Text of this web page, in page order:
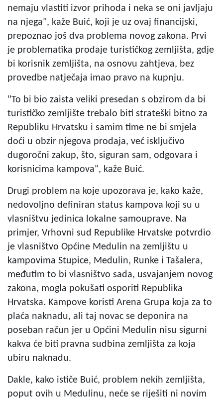
nemaju vlastiti izvor prihoda i neka se oni javljaju
na njega", kaže Buić, koji je uz ovaj financijski,
prepoznao još dva problema novog zakona. Prvi
je problematika prodaje turističkog zemljišta, gdje
bi korisnik zemljišta, na osnovu zahtjeva, bez
provedbe natječaja imao pravo na kupnju.
"To bi bio zaista veliki presedan s obzirom da bi
turističko zemljište trebalo biti strateški bitno za
Republiku Hrvatsku i samim time ne bi smjela
doći u obzir njegova prodaja, već isključivo
dugoročni zakup, što, siguran sam, odgovara i
korisnicima kampova", kaže Buić.
Drugi problem na koje upozorava je, kako kaže,
nedovoljno definiran status kampova koji su u
vlasništvu jedinica lokalne samouprave. Na
primjer, Vrhovni sud Republike Hrvatske potvrdio
je vlasništvo Općine Medulin na zemljištu u
kampovima Stupice, Medulin, Runke i Tašalera,
međutim to bi vlasništvo sada, usvajanjem novog
zakona, mogla pokušati osporiti Republika
Hrvatska. Kampove koristi Arena Grupa koja za to
plaća naknadu, ali taj novac se deponira na
poseban račun jer u Općini Medulin nisu sigurni
kakva će biti pravna sudbina zemljišta za koja
ubiru naknadu.
Dakle, kako ističe Buić, problem nekih zemljišta,
poput ovih u Medulinu, neće se riješiti ni novim